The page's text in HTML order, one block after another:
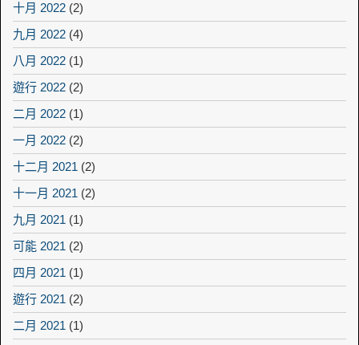
十月 2022 (2)
九月 2022 (4)
八月 2022 (1)
遊行 2022 (2)
二月 2022 (1)
一月 2022 (2)
十二月 2021 (2)
十一月 2021 (2)
九月 2021 (1)
可能 2021 (2)
四月 2021 (1)
遊行 2021 (2)
二月 2021 (1)